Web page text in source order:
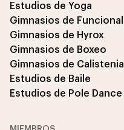
Estudios de Yoga
Gimnasios de Funcional
Gimnasios de Hyrox
Gimnasios de Boxeo
Gimnasios de Calistenia
Estudios de Baile
Estudios de Pole Dance